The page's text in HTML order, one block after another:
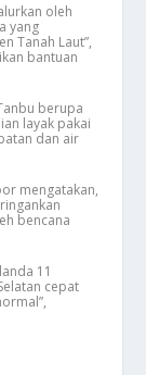
oleh
yang
Tanah Laut”,
bantuan
berupa
layak pakai
dan air
mengatakan,
bencana
11
cepat